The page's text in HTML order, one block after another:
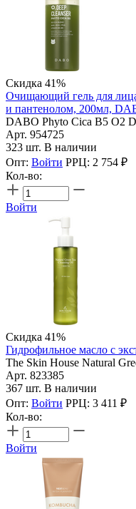
Скидка 41%
Очищающий гель для лица
и пантенолом, 200мл,
DABO Phyto Cica B5 O2
Арт. 954725
323 шт. В наличии
Опт: Войти РРЦ: 2 754 ₽
Кол-во:
Войти
Скидка 41%
Гидрофильное масло с
The Skin House Natural
Арт. 823385
367 шт. В наличии
Опт: Войти РРЦ: 3 411 ₽
Кол-во:
Войти